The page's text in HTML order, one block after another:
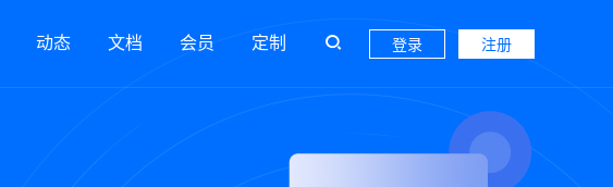
动态 文档 会员 定制 登录 注册